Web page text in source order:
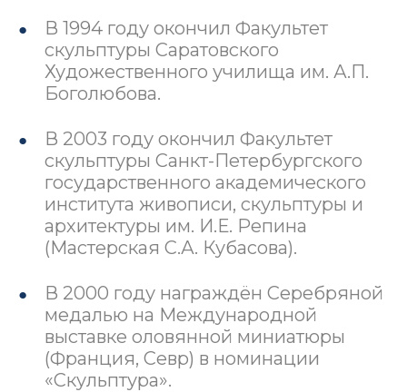
В 1994 году окончил Факультет
скульптуры Саратовского
Художественного училища им. А.П.
Боголюбова.
В 2003 году окончил Факультет
скульптуры Санкт-Петербургского
государственного академического
института живописи, скульптуры и
архитектуры им. И.Е. Репина
(Мастерская С.А. Кубасова).
В 2000 году награждён Серебряной
медалью на Международной
выставке оловянной миниатюры
(Франция, Севр) в номинации
«Скульптура».